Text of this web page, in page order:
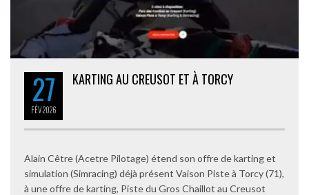
27
FÉV2026
KARTING AU CREUSOT ET À TORCY
Alain Cêtre (Acetre Pilotage) étend son offre de karting et
simulation (Simracing) déjà présent Vaison Piste à Torcy (71),
à une offre de karting, Piste du Gros Chaillot au Creusot